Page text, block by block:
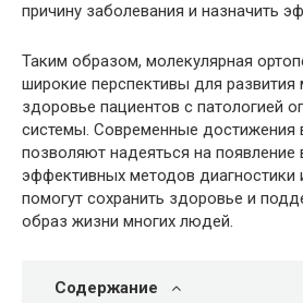
причину заболевания и назначить
Таким образом, молекулярная
широкие перспективы для
здоровье пациентов с патологией
системы. Современные достижения
позволяют надеяться на появление
эффективных методов диагностики
помогут сохранить здоровье и
образ жизни многих людей.
Содержание